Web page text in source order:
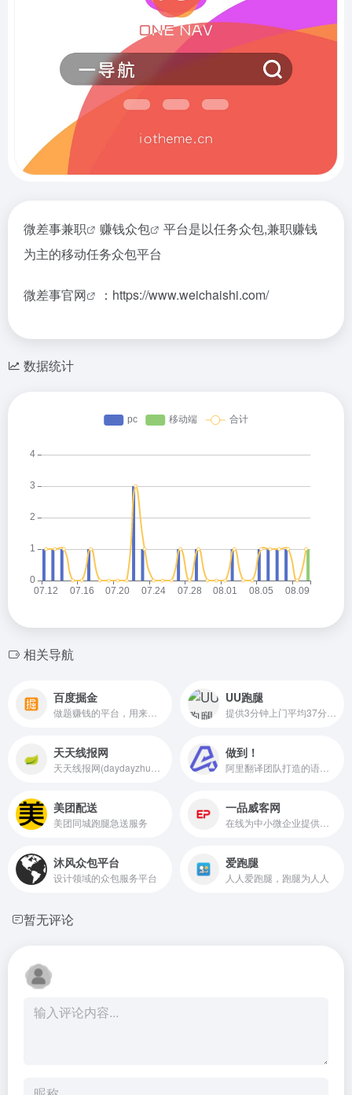
微差事兼职 赚钱众包
平台是以任务众包,兼职赚钱
为主的移动任务众包平台
微差事官网 ：https://www.weichaishi.com/
数据统计
相关导航
百度掘金 UU跑腿
天天线报网 做到！
美团配送
美团同城跑腿急送服务
一品威客网
沐风众包平台
设计领域的众包服务平台
爱跑腿
人人爱跑腿，跑腿为人人
暂无评论